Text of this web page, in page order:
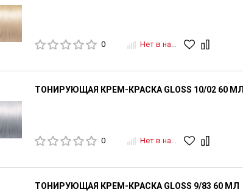
0 Нет в наличии
ТОНИРУЮЩАЯ КРЕМ-КРАСКА GLOSS 10/02 60 МЛ
0 Нет в наличии
ТОНИРУЮЩАЯ КРЕМ-КРАСКА GLOSS 9/83 60 МЛ